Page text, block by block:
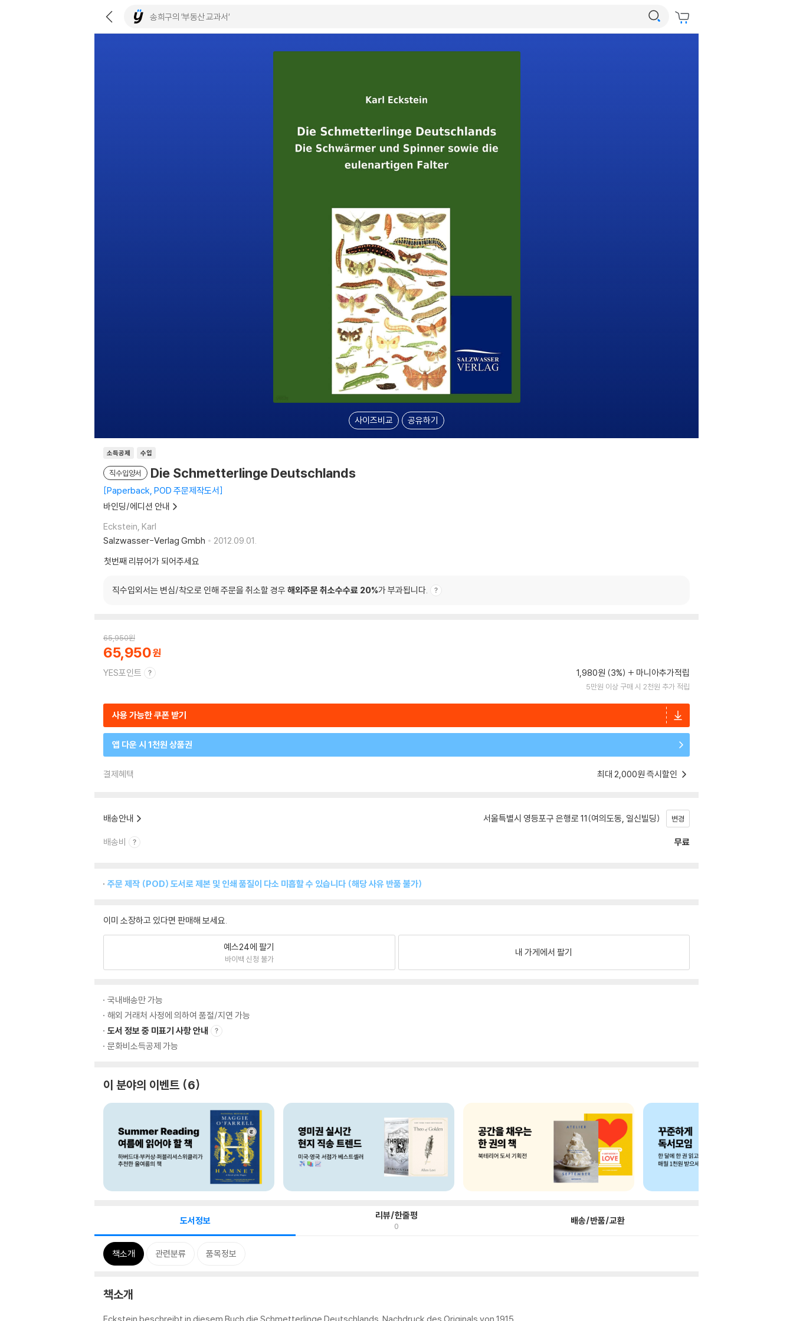
사이즈비교 공유하기
소득공제 수입
직수입양서 Die Schmetterlinge Deutschlands
Paperback, POD 주문제작도서
바인딩/에디션 안내
Eckstein, Karl
Salzwasser-Verlag Gmbh
2012.09.01.
첫번째 리뷰어가 되어주세요
직수입외서는 변심/착오로 인해 주문을 취소할 경우 해외주문 취소수수료 20%가 부과됩니다.
65,950원
65,950
YES포인트 1,980원 (3%) 마니아추가적립
5만원 이상 구매 시 2천원 추가 적립
사용 가능한 쿠폰 받기
앱 다운 시 1천원 상품권
결제혜택 최대 2,000원 즉시할인
배송안내 서울특별시 영등포구 은행로 11(여의도동, 일신빌딩) 변경
배송비 무료
주문 제작 (POD) 도서로 제본 및 인쇄 품질이 다소 미흡할 수 있습니다 (해당 사유 반품 불가)
이미 소장하고 있다면 판매해 보세요.
예스24에 팔기
바이백 신청 불가
내 가게에서 팔기
국내배송만 가능
해외 거래처 사정에 의하여 품절/지연 가능
도서 정보 중 미표기 사항 안내
문화비소득공제 가능
이 분야의 이벤트 6
도서정보 리뷰/한줄평
0 배송/반품/교환
책소개 관련분류 품목정보
책소개